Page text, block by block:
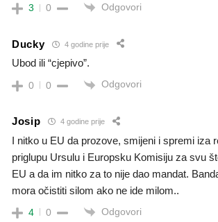
3 0 Odgovori
Ducky 4 godine prije
Ubod ili “cjepivo”.
0 0 Odgovori
Josip 4 godine prije
I nitko u EU da prozove, smijeni i spremi iza
priglupu Ursulu i Europsku Komisiju za svu
EU a da im nitko za to nije dao mandat.
mora očistiti silom ako ne ide milom..
4 0 Odgovori